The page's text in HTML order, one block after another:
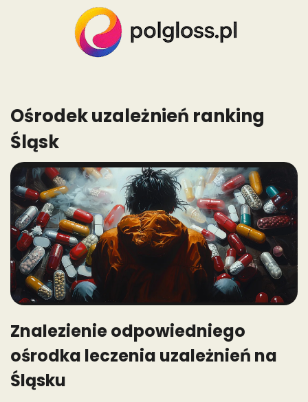
Ośrodek uzależnień ranking
Śląsk
Znalezienie odpowiedniego
ośrodka leczenia uzależnień na
Śląsku